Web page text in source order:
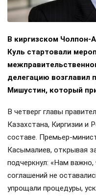
В киргизском Чолпон-
Куль стартовали
делегацию возглавил
Мишустин, который
В четверг главы
Казахстана, Киргизии и
составе. Премьер-
Касымалиев, открывая
подчеркнул: «Нам
соглашений не
упрощали процедуры,